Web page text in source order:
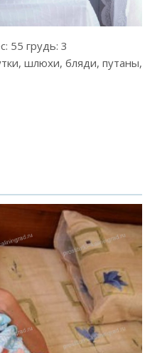
55 грудь: 3
шлюхи, бляди, путаны,